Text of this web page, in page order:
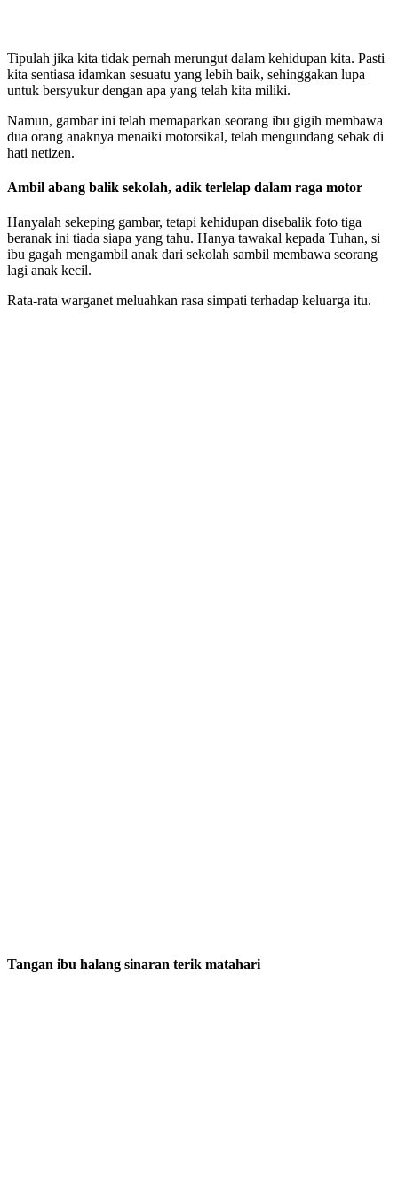
Tipulah jika kita tidak pernah merungut dalam kehidupan kita. Pasti
kita sentiasa idamkan sesuatu yang lebih baik, sehinggakan lupa
untuk bersyukur dengan apa yang telah kita miliki.
Namun, gambar ini telah memaparkan seorang ibu gigih membawa
dua orang anaknya menaiki motorsikal, telah mengundang sebak di
hati netizen.
Ambil abang balik sekolah, adik terlelap dalam raga motor
Hanyalah sekeping gambar, tetapi kehidupan disebalik foto tiga
beranak ini tiada siapa yang tahu. Hanya tawakal kepada Tuhan, si
ibu gagah mengambil anak dari sekolah sambil membawa seorang
lagi anak kecil.
Rata-rata warganet meluahkan rasa simpati terhadap keluarga itu.
Tangan ibu halang sinaran terik matahari